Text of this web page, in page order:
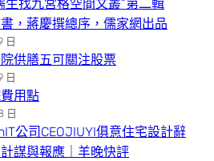
生找九宮格空間文叢”第二輯
書，蔣慶撰總序，儒家網出品
日
供膳五可關注股票
日
用點
日
公司CEOJIUYI俱意住宅設計辭
謀與報應｜羊晚快評